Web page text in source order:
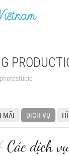
MÃI DỊCH VỤ
Các dịch vụ